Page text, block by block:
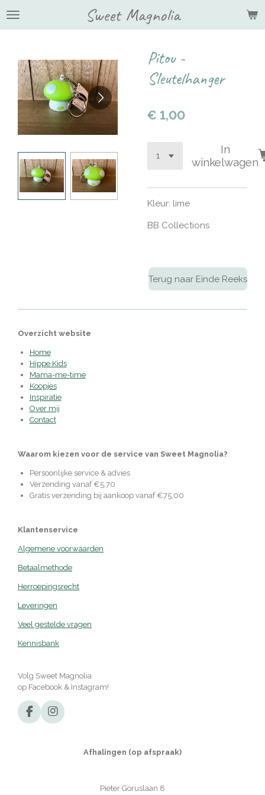
Ga
hoofdinhoud
Sweet Magnolia
Pitou -
Sleutelhanger
€ 1,00
In
winkelwagen
Kleur: lime
BB Collections
Terug naar Einde Reeks
Overzicht website
Home
Hippe Kids
Mama-me-time
Koopjes
Inspiratie
Over mij
Contact
Waarom kiezen voor de service van Sweet Magnolia?
Persoonlijke service & advies
Verzending vanaf €5,70
Gratis verzending bij aankoop vanaf €75,00
Klantenservice
Algemene voorwaarden
Betaalmethode
Herroepingsrecht
Leveringen
Veel gestelde vragen
Kennisbank
Volg Sweet Magnolia
op Facebook & Instagram!
F
a
I
n
Afhalingen (op afspraak)
Pieter Goruslaan 8